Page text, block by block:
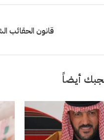
قانون الحقائب
أيضاً